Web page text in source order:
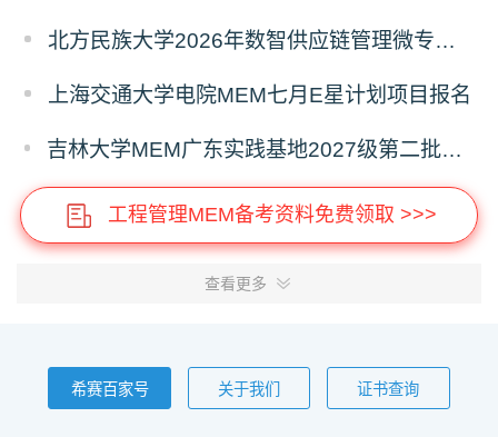
北方民族大学2026年数智供应链管理微专业招生简章
上海交通大学电院MEM七月E星计划项目报名
吉林大学MEM广东实践基地2027级第二批次预审面试启动
工程管理MEM备考资料免费领取 >>>
查看更多
希赛百家号 关于我们 证书查询